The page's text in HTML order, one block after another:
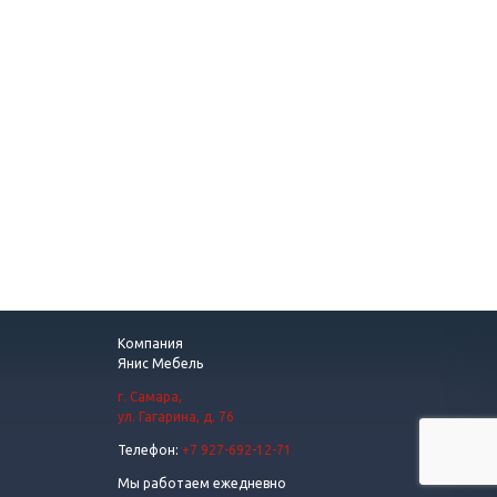
Компания
Янис Мебель
г. Самара,
ул. Гагарина, д. 76
Телефон: +7 927-692-12-71
Мы работаем ежедневно